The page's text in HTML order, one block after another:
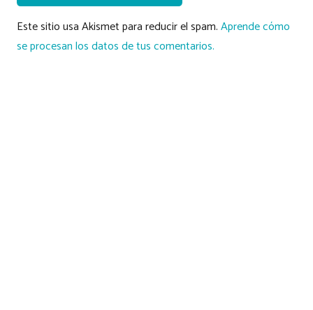
Este sitio usa Akismet para reducir el spam.Aprende cómo
se procesan los datos de tus comentarios.